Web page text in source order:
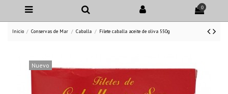
0
Inicio Conservas de Mar Caballa Filete caballa aceite de oliva 550g
Nuevo